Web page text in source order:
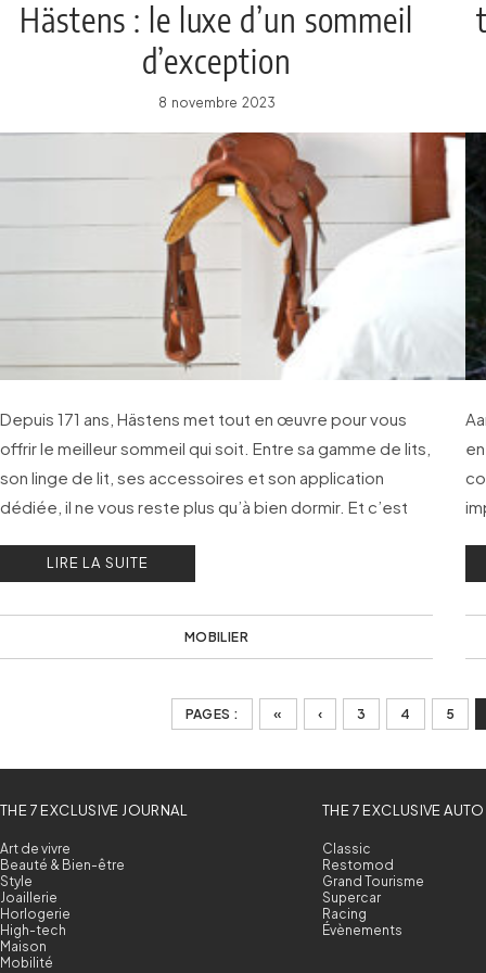
Hästens : le luxe d’un sommeil
d’exception
8 novembre 2023
Depuis 171 ans, Hästens met tout en œuvre pour vous
offrir le meilleur sommeil qui soit. Entre sa gamme de lits,
son linge de lit, ses accessoires et son application
dédiée, il ne vous reste plus qu’à bien dormir. Et c’est
LIRE LA SUITE
MOBILIER
PAGES : « ‹ 3 4 5
THE 7 EXCLUSIVE JOURNAL
Art de vivre
Beauté & Bien-être
Style
Joaillerie
Horlogerie
High-tech
Maison
Mobilité
THE 7 EXCLUSIVE AUTO
Classic
Restomod
Grand Tourisme
Supercar
Racing
Évènements